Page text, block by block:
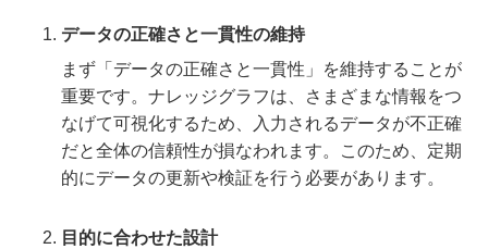
データの正確さと一貫性の維持
まず「データの正確さと一貫性」を維持することが
重要です。ナレッジグラフは、さまざまな情報をつ
なげて可視化するため、入力されるデータが不正確
だと全体の信頼性が損なわれます。このため、定期
的にデータの更新や検証を行う必要があります。
目的に合わせた設計